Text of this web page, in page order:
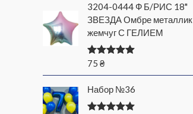
3204-0444 Ф Б/РИС 18"
ЗВЕЗДА Омбре металлик
жемчуг С ГЕЛИЕМ
Оценка
75 ₴
Набор №36